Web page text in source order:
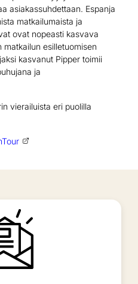
asiakassuhdettaan. Espanja
matkailumaista ja
ovat nopeasti kasvava
matkailun esilletuomisen
kasvanut Pipper toimii
ja
vierailuista eri puolilla